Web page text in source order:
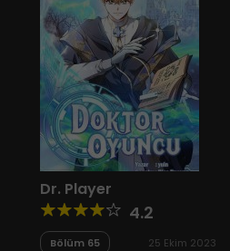
Dr. Player
4.2
Bölüm 65 25 Ekim 2023